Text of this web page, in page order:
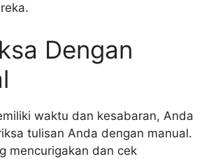
Dengan
waktu dan kesabaran, Anda
tulisan Anda dengan manual.
mencurigakan dan cek